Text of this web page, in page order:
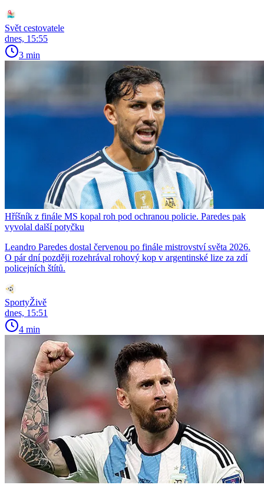
Svět cestovatele
dnes, 15:55
3 min
Hříšník z finále MS kopal roh pod ochranou policie. Paredes pak
vyvolal další potyčku
Leandro Paredes dostal červenou po finále mistrovství světa 2026.
O pár dní později rozehrával rohový kop v argentinské lize za zdí
policejních štítů.
SportyŽivě
dnes, 15:51
4 min